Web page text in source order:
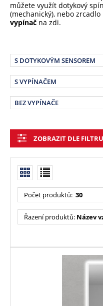
můžete využít dotykový
(mechanický), nebo zrcadlo
vypínač na zdi.
S DOTYKOVÝM SENSOREM
S VYPÍNAČEM
BEZ VYPÍNAČE
ZOBRAZIT DLE FILTRU
Počet produktů: 30
Řazení produktů: Název